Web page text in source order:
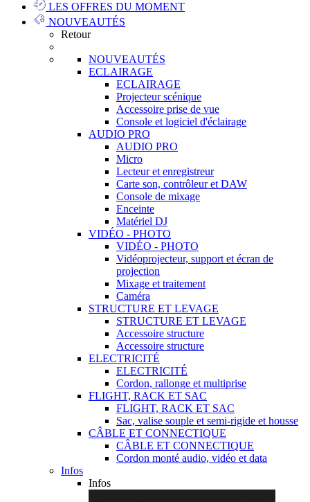
LES OFFRES DU MOMENT
NOUVEAUTÉS
Retour
NOUVEAUTÉS
ECLAIRAGE
ECLAIRAGE
Projecteur scénique
Accessoire prise de vue
Console et logiciel d'éclairage
AUDIO PRO
AUDIO PRO
Micro
Lecteur et enregistreur
Carte son, contrôleur et DAW
Console de mixage
Enceinte
Matériel DJ
VIDÉO - PHOTO
VIDÉO - PHOTO
Vidéoprojecteur, support et écran de
projection
Mixage et traitement
Caméra
STRUCTURE ET LEVAGE
STRUCTURE ET LEVAGE
Accessoire structure
Accessoire structure
ELECTRICITÉ
ELECTRICITÉ
Cordon, rallonge et multiprise
FLIGHT, RACK ET SAC
FLIGHT, RACK ET SAC
Sac, valise souple et semi-rigide et housse
CÂBLE ET CONNECTIQUE
CÂBLE ET CONNECTIQUE
Cordon monté audio, vidéo et data
Infos
Infos